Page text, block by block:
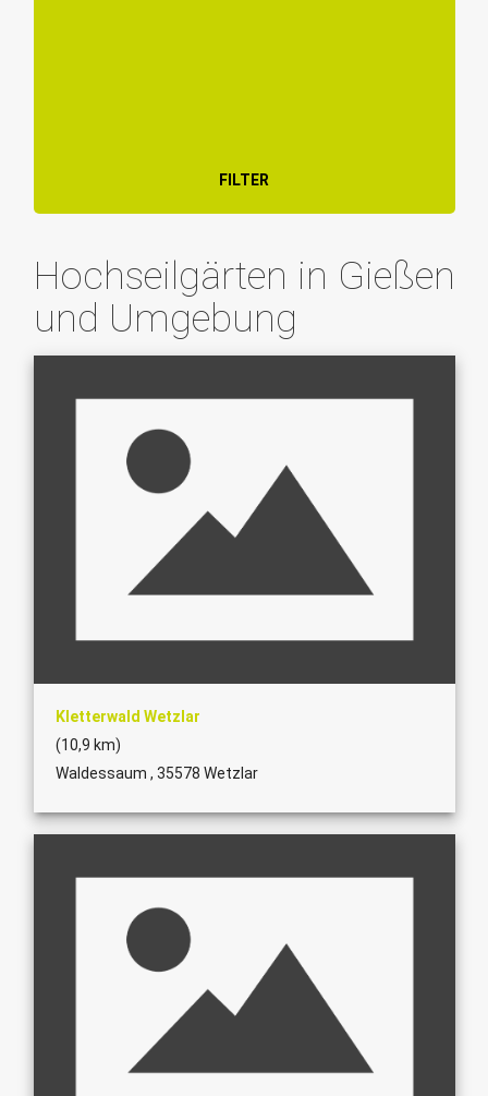
FILTER
Hochseilgärten in Gießen
und Umgebung
Kletterwald Wetzlar
(10,9 km)
Waldessaum , 35578 Wetzlar